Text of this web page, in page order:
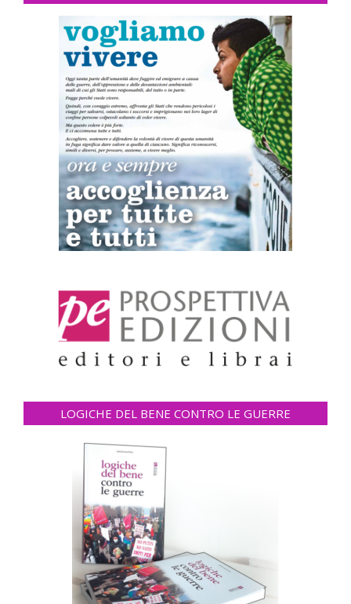
LOGICHE DEL BENE CONTRO LE GUERRE